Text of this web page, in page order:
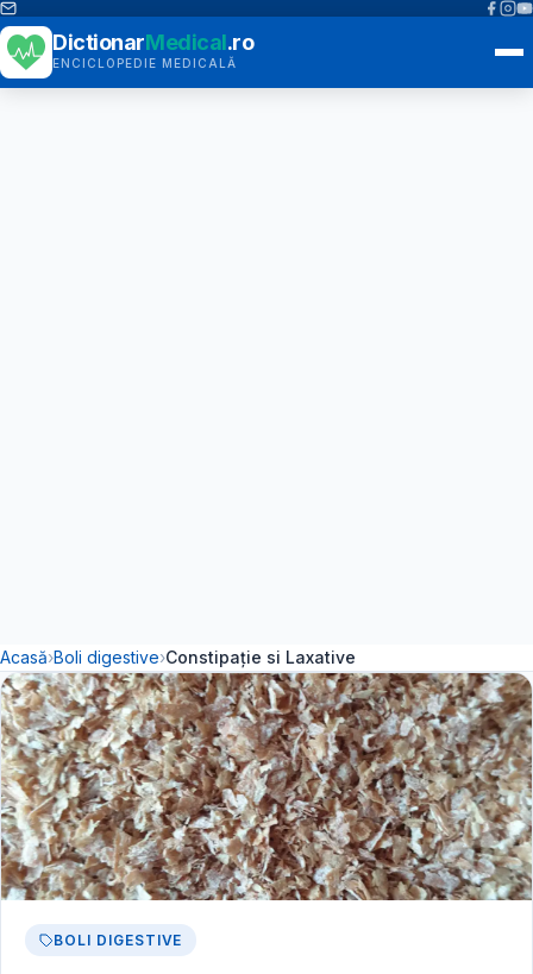
DictionarMedical.ro
ENCICLOPEDIE MEDICALĂ
Acasă›Boli digestive›Constipație si Laxative
BOLI DIGESTIVE